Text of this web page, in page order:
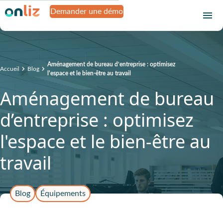
Demander une démo
Accueil Blog
Aménagement de bureau d’entreprise : optimisez
l'espace et le bien-être au travail
Aménagement de bureau
d’entreprise : optimisez
l'espace et le bien-être au
travail
Blog Équipements